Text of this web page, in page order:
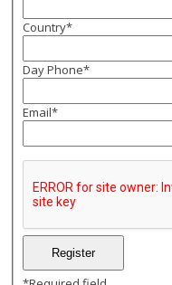
Country*
Day Phone*
Email*